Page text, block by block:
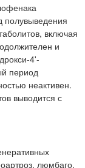
полувыведения
включая
и
4'-
период
неактивен.
выводится с
люмбаго,